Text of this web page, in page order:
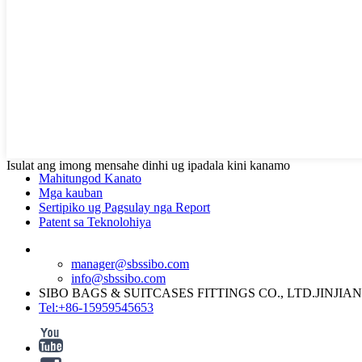
Isulat ang imong mensahe dinhi ug ipadala kini kanamo
Mahitungod Kanato
Mga kauban
Sertipiko ug Pagsulay nga Report
Patent sa Teknolohiya
manager@sbssibo.com
info@sbssibo.com
SIBO BAGS & SUITCASES FITTINGS CO.,
Tel:+86-15959545653